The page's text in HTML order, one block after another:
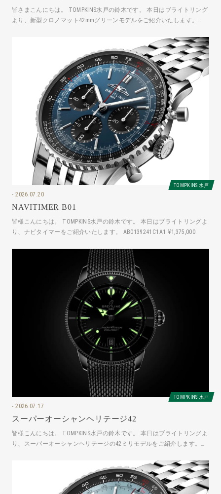
皆さまこんにちは。 TOMPKINS水戸の鈴木です。 本日はブライトリング
より、新型クロノマット42mmグリーンモデルをご紹介いたします。
TOMPKINS 水戸
2026.07.20
NAVITIMER B01
皆様こんにちは。 TOMPKINS水戸の鈴木です。 本日はブライトリングよ
り、ナビタイマーをご紹介いたします。 AB0139241C1A1 ¥1,375,000
TOMPKINS 水戸
2026.07.17
スーパーオーシャンヘリテージ42
皆様こんにちは。 TOMPKINS水戸の鈴木です。 本日はブライトリングよ
り、スーパーオーシャンヘリテージの42ミリモデルをご紹介します。